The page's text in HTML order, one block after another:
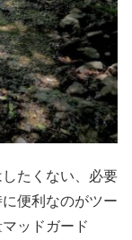
たくない、必要
便利なのがツー
ッドガード